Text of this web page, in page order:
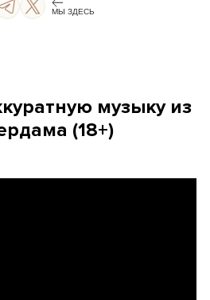
МЫ ЗДЕСЬ
музыку из
(18+)